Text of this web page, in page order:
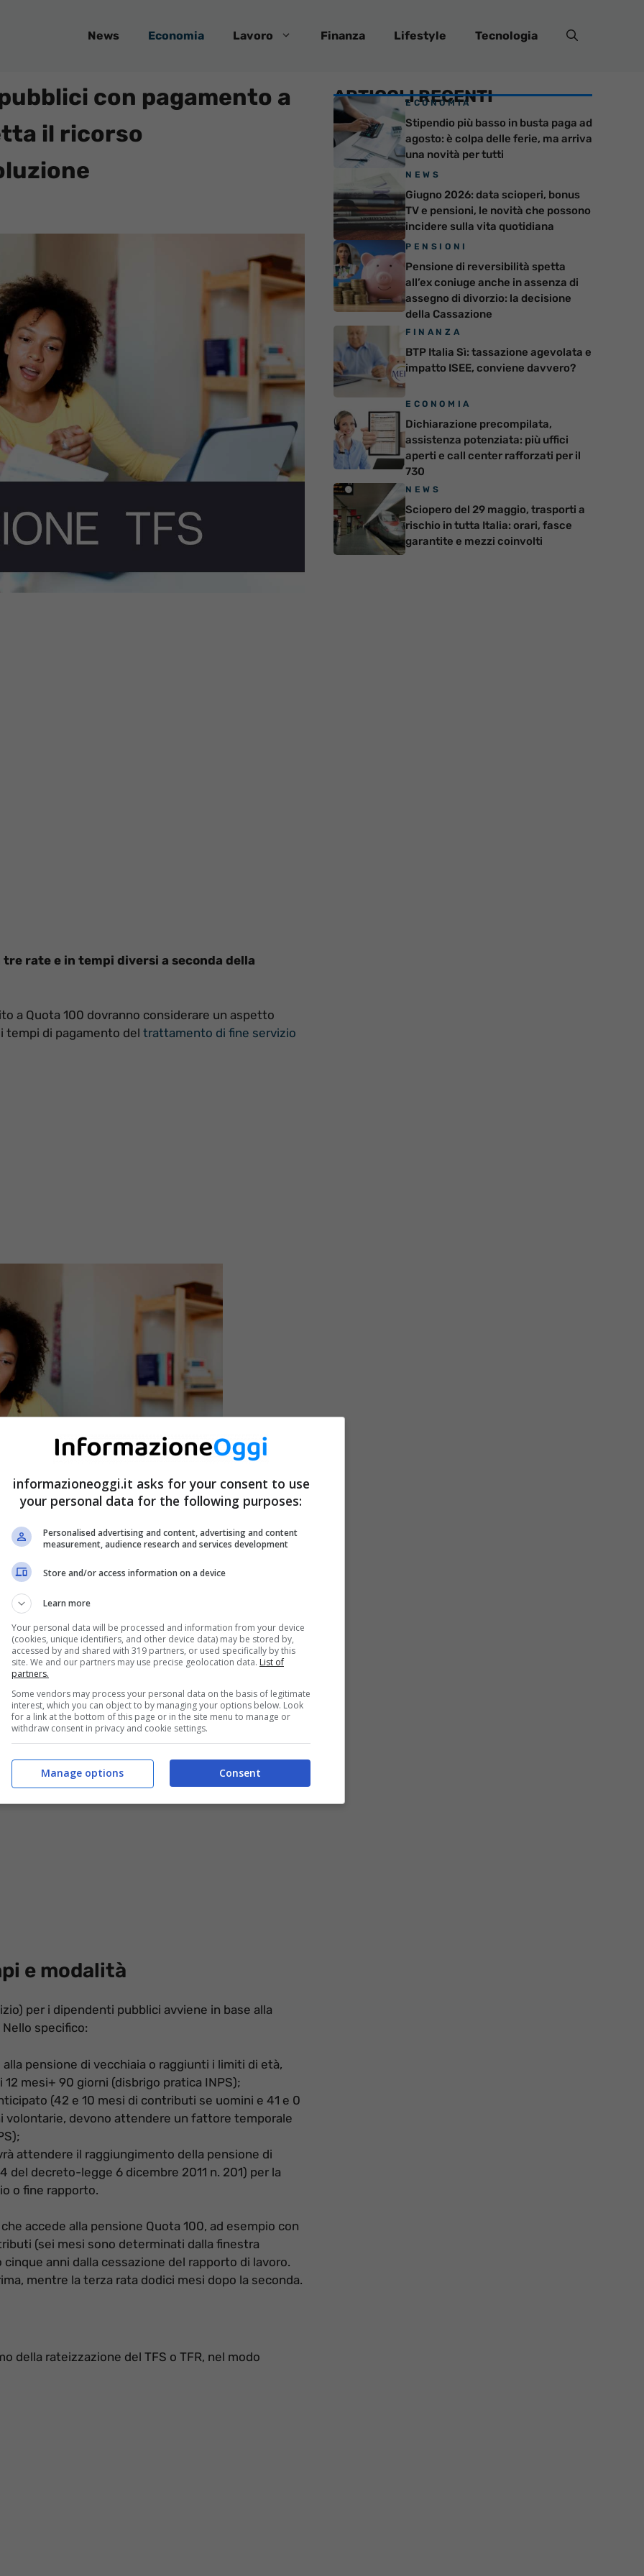
News Economia Lavoro Finanza Lifestyle Tecnologia
con pagamento a
il ricorso
rate e in tempi diversi a seconda della
a Quota 100 dovranno considerare un aspetto
di pagamento del trattamento di fine servizio
la pensione Quota 100 a 62 anni con 38 anni di
2019 all’articolo 23 comma 1, prevede dei termini
dal momento in cui sarebbe maturato il diritto
(art. 24 del decreto-legge 6 dicembre 2011 n. 201).
Esperti di InformazioneOggi:“Salve. Ho aderito
del TFS e su cosa fare se l’importo non
e modalità
per i dipendenti pubblici avviene in base alla
specifico:
pensione di vecchiaia o raggiunti i limiti di età,
mesi+ 90 giorni (disbrigo pratica INPS);
(42 e 10 mesi di contributi se uomini e 41 e 0
volontarie, devono attendere un fattore temporale
attendere il raggiungimento della pensione di
del decreto-legge 6 dicembre 2011 n. 201) per la
o fine rapporto.
accede alla pensione Quota 100, ad esempio con
(sei mesi sono determinati dalla finestra
anni dalla cessazione del rapporto di lavoro.
mentre la terza rata dodici mesi dopo la seconda.
della rateizzazione del TFS o TFR, nel modo
ARTICOLI RECENTI
ECONOMIA
Stipendio più basso in busta paga ad
agosto: è colpa delle ferie, ma arriva
una novità per tutti
NEWS
Giugno 2026: data scioperi, bonus
TV e pensioni, le novità che possono
incidere sulla vita quotidiana
PENSIONI
Pensione di reversibilità spetta
all’ex coniuge anche in assenza di
assegno di divorzio: la decisione
della Cassazione
FINANZA
BTP Italia Sì: tassazione agevolata e
impatto ISEE, conviene davvero?
ECONOMIA
Dichiarazione precompilata,
assistenza potenziata: più uffici
aperti e call center rafforzati per il
730
NEWS
Sciopero del 29 maggio, trasporti a
rischio in tutta Italia: orari, fasce
garantite e mezzi coinvolti
informazioneoggi.it asks for your consent to use
your personal data for the following purposes:
Personalised advertising and content, advertising and content
measurement, audience research and services development
Store and/or access information on a device
Learn more
Your personal data will be processed and information from your device
(cookies, unique identifiers, and other device data) may be stored by,
accessed by and shared with 319 partners, or used specifically by this
site. We and our partners may use precise geolocation data. List of
partners.
Some vendors may process your personal data on the basis of legitimate
interest, which you can object to by managing your options below. Look
for a link at the bottom of this page or in the site menu to manage or
withdraw consent in privacy and cookie settings.
Consent
Manage options